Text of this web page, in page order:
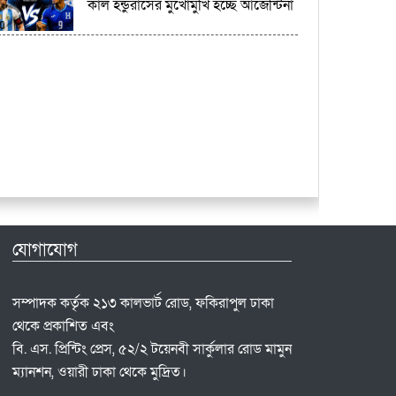
কাল হন্ডুরাসের মুখোমুখি হচ্ছে আর্জেন্টিনা
যোগাযোগ
সম্পাদক কর্তৃক ২১৩ কালভার্ট রোড, ফকিরাপুল ঢাকা
থেকে প্রকাশিত এবং
বি. এস. প্রিন্টিং প্রেস, ৫২/২ টয়েনবী সার্কুলার রোড মামুন
ম্যানশন, ওয়ারী ঢাকা থেকে মুদ্রিত।